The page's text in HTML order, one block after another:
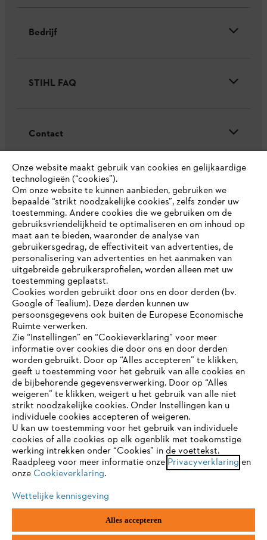
Bedrijf
STIHL FAQ
Contact
Gegevensbescherming Impressum
Cookie-informatie Juridische informatie
ANDREAS STIHL NV, Veurtstraat 117, 2870Puurs-Sint-Amands,
België/Belgique
VAT Number: BE 0427.714.768
JE BROWSER WORDT NIET
ONDERSTEUND
Je gebruikt een browser die we nog niet ondersteunen. Om
onze website optimaal te kunnen gebruiken, raden we aan dat
je overschakelt op één van de volgende browsers:
firefox
safari edge
Onze website maakt gebruik van cookies en gelijkaardige
technologieën (“cookies”).
Om onze website te kunnen aanbieden, gebruiken we
bepaalde “strikt noodzakelijke cookies”, zelfs zonder uw
toestemming. Andere cookies die we gebruiken om de
gebruiksvriendelijkheid te optimaliseren en om inhoud op
maat aan te bieden, waaronder de analyse van
gebruikersgedrag, de effectiviteit van advertenties, de
personalisering van advertenties en het aanmaken van
uitgebreide gebruikersprofielen, worden alleen met uw
toestemming geplaatst.
Cookies worden gebruikt door ons en door derden (bv.
Google of Tealium). Deze derden kunnen uw
persoonsgegevens ook buiten de Europese Economische
Ruimte verwerken.
Zie “Instellingen” en “Cookieverklaring” voor meer
informatie over cookies die door ons en door derden
worden gebruikt. Door op “Alles accepteren” te klikken,
geeft u toestemming voor het gebruik van alle cookies en
de bijbehorende gegevensverwerking. Door op “Alles
weigeren” te klikken, weigert u het gebruik van alle niet
strikt noodzakelijke cookies. Onder Instellingen kan u
individuele cookies accepteren of weigeren.
U kan uw toestemming voor het gebruik van individuele
cookies of alle cookies op elk ogenblik met toekomstige
werking intrekken onder “Cookies” in de voettekst.
Raadpleeg voor meer informatie onze Privacyverklaring en
onze Cookieverklaring.
Wettelijke kennisgeving
Alles accepteren